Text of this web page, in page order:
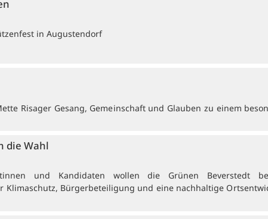
in Augustendorf
Risager Gesang, Gemeinschaft und Glauben zu einem
die Wahl
und Kandidaten wollen die Grünen Beverstedt
Klimaschutz, Bürgerbeteiligung und eine nachhaltige